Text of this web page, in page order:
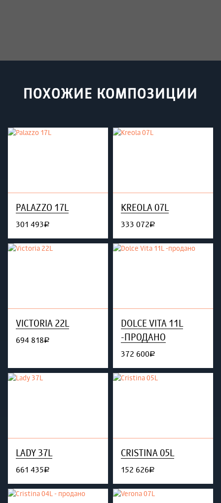
ПОХОЖИЕ КОМПОЗИЦИИ
PALAZZO 17L
301 493руб.
KREOLA 07L
333 072руб.
VICTORIA 22L
694 818руб.
DOLCE VITA 11L
-ПРОДАНО
372 600руб.
LADY 37L
661 435руб.
CRISTINA 05L
152 626руб.